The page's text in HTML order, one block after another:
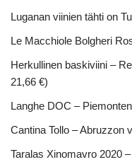
Luganan viinien tähti on
Le Macchiole Bolgheri
Herkullinen baskiviini –
21,66 €)
Langhe DOC –
Cantina Tollo – Abruzzon
Taralas Xinomavro 2020